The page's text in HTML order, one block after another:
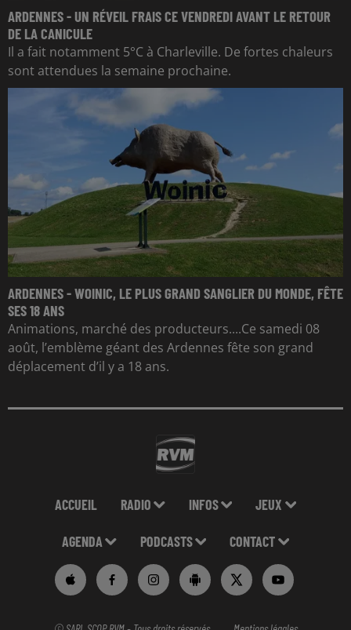
ARDENNES - UN RÉVEIL FRAIS CE VENDREDI AVANT LE RETOUR
DE LA CANICULE
Il a fait notamment 5°C à Charleville. De fortes chaleurs
sont attendues la semaine prochaine.
ARDENNES - WOINIC, LE PLUS GRAND SANGLIER DU MONDE, FÊTE
SES 18 ANS
Animations, marché des producteurs....Ce samedi 08
août, l’emblème géant des Ardennes fête son grand
déplacement d’il y a 18 ans.
ACCUEIL RADIO INFOS JEUX
AGENDA PODCASTS CONTACT